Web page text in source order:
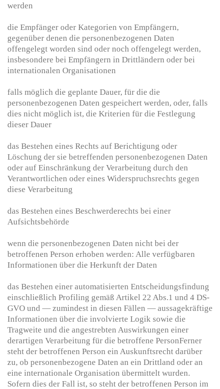
werden
die Empfänger oder Kategorien von Empfängern,
gegenüber denen die personenbezogenen Daten
offengelegt worden sind oder noch offengelegt werden,
insbesondere bei Empfängern in Drittländern oder bei
internationalen Organisationen
falls möglich die geplante Dauer, für die die
personenbezogenen Daten gespeichert werden, oder, falls
dies nicht möglich ist, die Kriterien für die Festlegung
dieser Dauer
das Bestehen eines Rechts auf Berichtigung oder
Löschung der sie betreffenden personenbezogenen Daten
oder auf Einschränkung der Verarbeitung durch den
Verantwortlichen oder eines Widerspruchsrechts gegen
diese Verarbeitung
das Bestehen eines Beschwerderechts bei einer
Aufsichtsbehörde
wenn die personenbezogenen Daten nicht bei der
betroffenen Person erhoben werden: Alle verfügbaren
Informationen über die Herkunft der Daten
das Bestehen einer automatisierten Entscheidungsfindung
einschließlich Profiling gemäß Artikel 22 Abs.1 und 4 DS-
GVO und — zumindest in diesen Fällen — aussagekräftige
Informationen über die involvierte Logik sowie die
Tragweite und die angestrebten Auswirkungen einer
derartigen Verarbeitung für die betroffene PersonFerner
steht der betroffenen Person ein Auskunftsrecht darüber
zu, ob personenbezogene Daten an ein Drittland oder an
eine internationale Organisation übermittelt wurden.
Sofern dies der Fall ist, so steht der betroffenen Person im